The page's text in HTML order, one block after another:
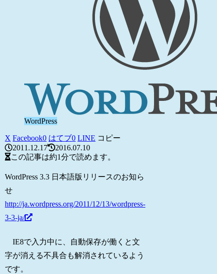
WordPress
X Facebook0 はてブ0 LINE コピー
2011.12.17
2016.07.10
この記事は約1分で読めます。
WordPress 3.3 日本語版リリースのお知ら
せ
http://ja.wordpress.org/2011/12/13/wordpress-
3-3-ja/
IE8で入力中に、自動保存が働くと文
字が消える不具合も解消されているよう
です。